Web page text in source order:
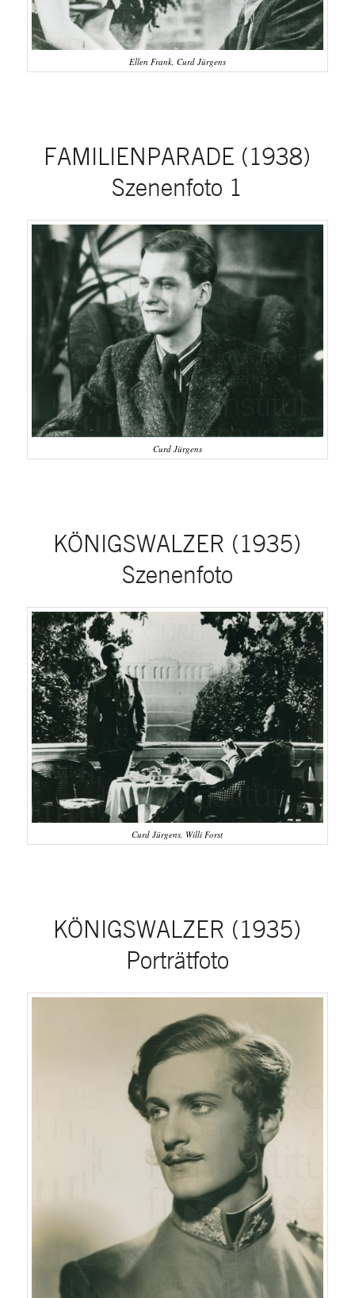
Ellen Frank, Curd Jürgens
FAMILIENPARADE (1938)
Szenenfoto 1
Curd Jürgens
KÖNIGSWALZER (1935)
Szenenfoto
Curd Jürgens, Willi Forst
KÖNIGSWALZER (1935)
Porträtfoto